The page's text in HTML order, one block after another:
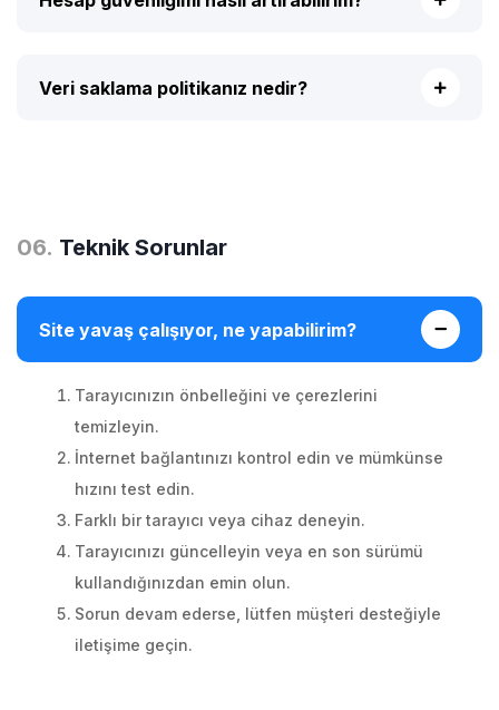
Veri saklama politikanız nedir?
06. Teknik Sorunlar
Site yavaş çalışıyor, ne yapabilirim?
Tarayıcınızın önbelleğini ve çerezlerini
temizleyin.
İnternet bağlantınızı kontrol edin ve mümkünse
hızını test edin.
Farklı bir tarayıcı veya cihaz deneyin.
Tarayıcınızı güncelleyin veya en son sürümü
kullandığınızdan emin olun.
Sorun devam ederse, lütfen müşteri desteğiyle
iletişime geçin.